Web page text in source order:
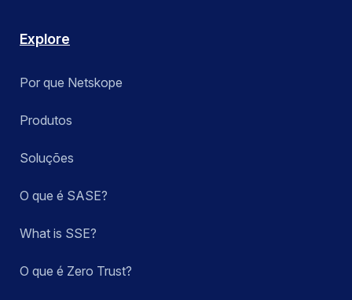
Explore
Por que Netskope
Produtos
Soluções
O que é SASE?
What is SSE?
O que é Zero Trust?